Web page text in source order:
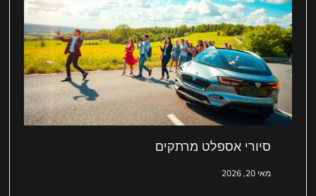
סיורי אספלט מרתקים
מאי 20, 2026